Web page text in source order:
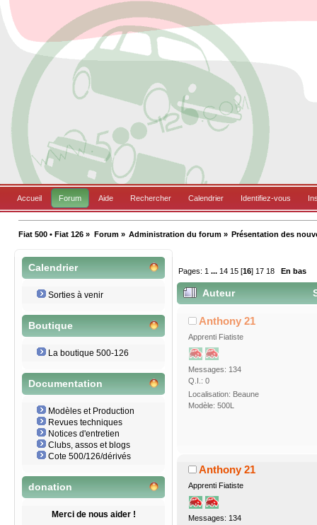
Accueil Forum Aide Rechercher Calendrier Identifiez-vous
Fiat 500 • Fiat 126 » Forum» Administration du forum» Présentation des
Calendrier
Sorties à venir
Boutique
La boutique 500-126
Documentation
Modèles et Production
Revues techniques
Notices d'entretien
Clubs, assos et blogs
Cote 500/126/dérivés
donation
Merci de nous aider !
Pages: 1 ... 14 15 [16] 17 18 En bas
Auteur
Anthony 21
Apprenti Fiatiste
Messages: 134
Q.I.: 0
Localisation: Beaune
Modèle: 500L
Anthony 21
Apprenti Fiatiste
Messages: 134